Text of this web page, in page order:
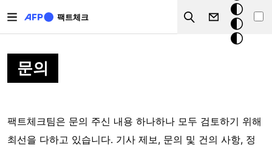
팩트체크
Search
크
모
드
문의
팩트체크팀은 문의 주신 내용 하나하나 모두 검토하기 위해
최선을 다하고 있습니다. 기사 제보, 문의 및 건의 사항, 정